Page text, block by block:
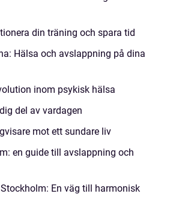
din träning och spara tid
Hälsa och avslappning på dina
inom psykisk hälsa
del av vardagen
mot ett sundare liv
en guide till avslappning och
En väg till harmonisk